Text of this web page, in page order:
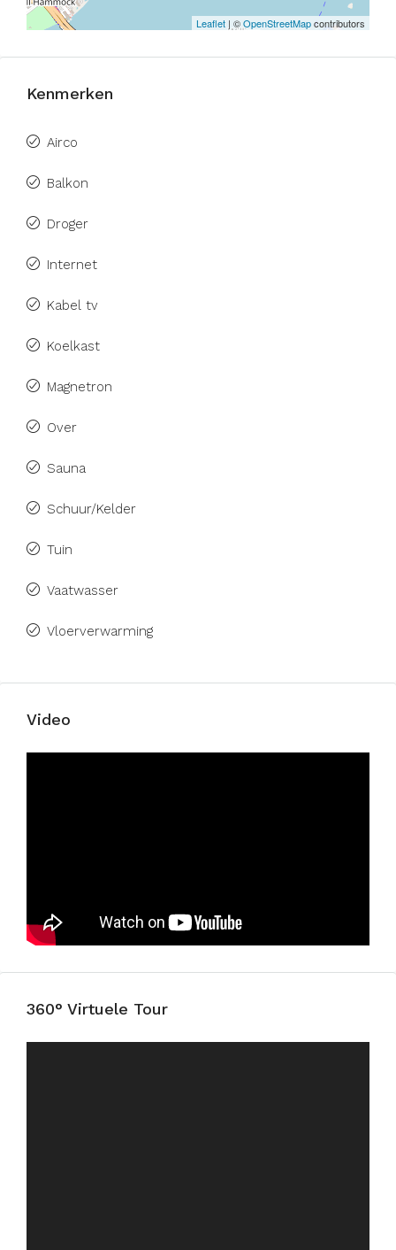
Leaflet | ©OpenStreetMapcontributors
Kenmerken
Airco
Balkon
Droger
Internet
Kabel tv
Koelkast
Magnetron
Over
Sauna
Schuur/Kelder
Tuin
Vaatwasser
Vloerverwarming
Video
360° Virtuele Tour